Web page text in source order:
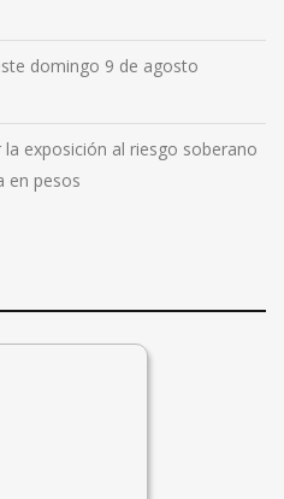
domingo 9 de agosto
exposición al riesgo soberano
en pesos